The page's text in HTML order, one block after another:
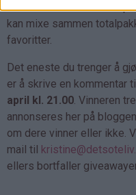
Dette er en "bland selv"-
kan mixe sammen
favoritter.
Det eneste du trenger å
er å skrive en kommentar
april kl. 21.00. Vinneren
annonseres her på
om dere vinner eller ikke.
mail til
ellers bortfaller